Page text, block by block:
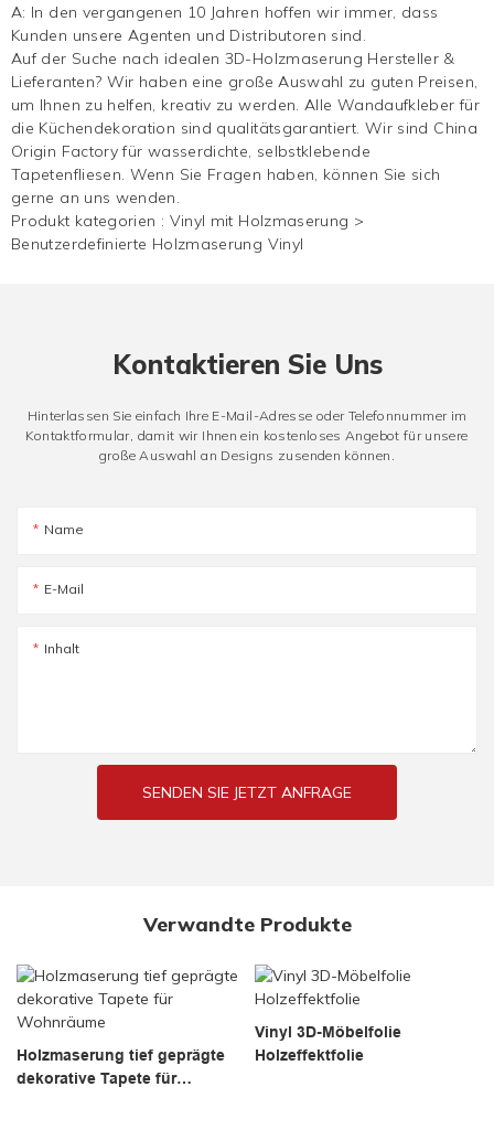
A: In den vergangenen 10 Jahren hoffen wir immer, dass
Kunden unsere Agenten und Distributoren sind.
Auf der Suche nach idealen 3D-Holzmaserung Hersteller &
Lieferanten? Wir haben eine große Auswahl zu guten Preisen,
um Ihnen zu helfen, kreativ zu werden. Alle Wandaufkleber für
die Küchendekoration sind qualitätsgarantiert. Wir sind China
Origin Factory für wasserdichte, selbstklebende
Tapetenfliesen. Wenn Sie Fragen haben, können Sie sich
gerne an uns wenden.
Produkt kategorien : Vinyl mit Holzmaserung >
Benutzerdefinierte Holzmaserung Vinyl
Kontaktieren Sie Uns
Hinterlassen Sie einfach Ihre E-Mail-Adresse oder Telefonnummer im
Kontaktformular, damit wir Ihnen ein kostenloses Angebot für unsere
große Auswahl an Designs zusenden können.
Name
E-Mail
Inhalt
SENDEN SIE JETZT ANFRAGE
Verwandte Produkte
Holzmaserung tief geprägte
dekorative Tapete für
Vinyl 3D-Möbelfolie
Holzeffektfolie